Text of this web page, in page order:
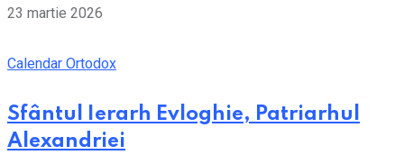
23 martie 2026
Calendar Ortodox
Sfântul Ierarh Evloghie, Patriarhul
Alexandriei